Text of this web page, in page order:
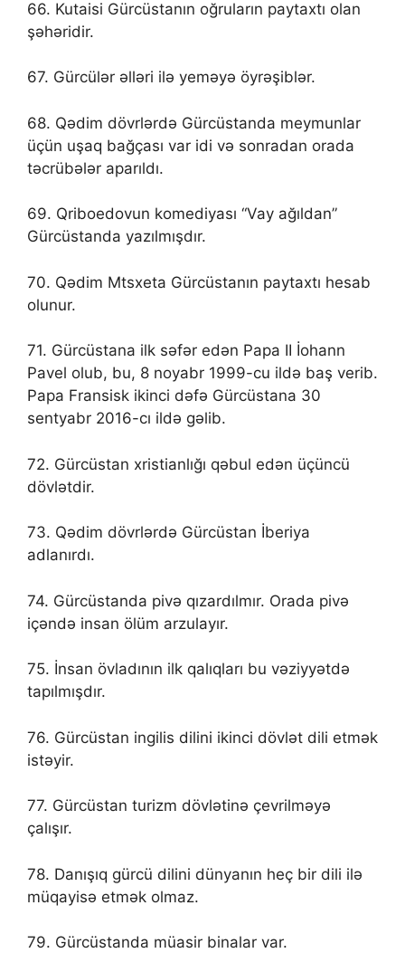
66. Kutaisi Gürcüstanın oğruların paytaxtı olan
şəhəridir.
67. Gürcülər əlləri ilə yeməyə öyrəşiblər.
68. Qədim dövrlərdə Gürcüstanda meymunlar
üçün uşaq bağçası var idi və sonradan orada
təcrübələr aparıldı.
69. Qriboedovun komediyası “Vay ağıldan”
Gürcüstanda yazılmışdır.
70. Qədim Mtsxeta Gürcüstanın paytaxtı hesab
olunur.
71. Gürcüstana ilk səfər edən Papa II İohann
Pavel olub, bu, 8 noyabr 1999-cu ildə baş verib.
Papa Fransisk ikinci dəfə Gürcüstana 30
sentyabr 2016-cı ildə gəlib.
72. Gürcüstan xristianlığı qəbul edən üçüncü
dövlətdir.
73. Qədim dövrlərdə Gürcüstan İberiya
adlanırdı.
74. Gürcüstanda pivə qızardılmır. Orada pivə
içəndə insan ölüm arzulayır.
75. İnsan övladının ilk qalıqları bu vəziyyətdə
tapılmışdır.
76. Gürcüstan ingilis dilini ikinci dövlət dili etmək
istəyir.
77. Gürcüstan turizm dövlətinə çevrilməyə
çalışır.
78. Danışıq gürcü dilini dünyanın heç bir dili ilə
müqayisə etmək olmaz.
79. Gürcüstanda müasir binalar var.